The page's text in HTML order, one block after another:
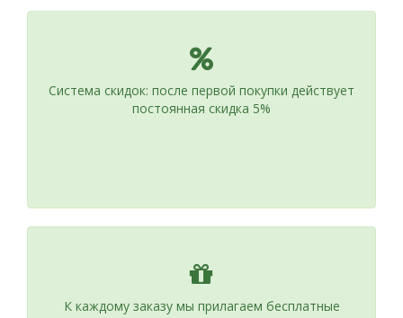
Система скидок: после первой покупки действует
постоянная скидка 5%
К каждому заказу мы прилагаем бесплатные